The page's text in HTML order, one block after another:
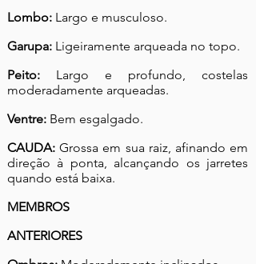
Lombo: Largo e musculoso.
Garupa: Ligeiramente arqueada no topo.
Peito: Largo e profundo, costelas
moderadamente arqueadas.
Ventre: Bem esgalgado.
CAUDA:Grossa em sua raiz, afinando em
direção à ponta, alcançando os jarretes
quando está baixa.
MEMBROS
ANTERIORES